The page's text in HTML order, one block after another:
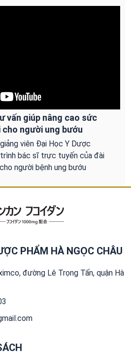
vấn giúp nâng cao sức
người ung bướu
viên Đại Học Y Dược
bác sĩ trực tuyến của đài
người bệnh ung bướu
PHẨM HÀ NGỌC CHÂU
đường Lê Trọng Tấn, quận Hà